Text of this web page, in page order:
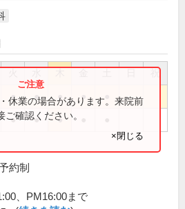
祝
● ● ● ●
● ● ●
休業の場合があります。来院前
確認ください。
×閉じる
約制
、PM16:00まで